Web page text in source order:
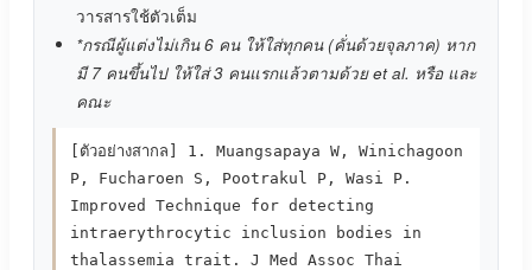
วารสารใช้ตัวเต็ม
*กรณีผู้แต่งไม่เกิน 6 คน ให้ใส่ทุกคน (คั่นด้วยจุลภาค) หาก
มี 7 คนขึ้นไป ให้ใส่ 3 คนแรกแล้วตามด้วย et al. หรือ และ
คณะ
[ตัวอย่างสากล] 1. Muangsapaya W, Winichagoon
P, Fucharoen S, Pootrakul P, Wasi P.
Improved Technique for detecting
intraerythrocytic inclusion bodies in
thalassemia trait. J Med Assoc Thai